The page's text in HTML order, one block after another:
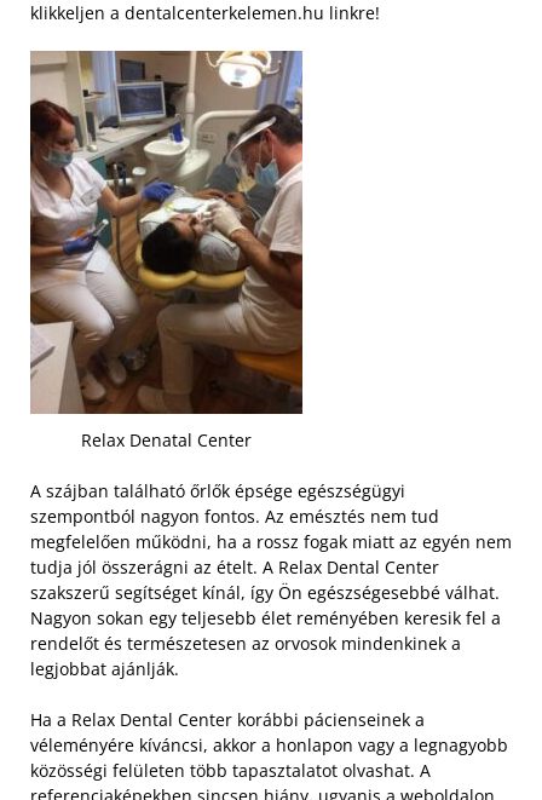
klikkeljen a dentalcenterkelemen.hu linkre!
Relax Denatal Center
A szájban található őrlők épsége egészségügyi
szempontból nagyon fontos. Az emésztés nem tud
megfelelően működni, ha a rossz fogak miatt az egyén nem
tudja jól összerágni az ételt. A Relax Dental Center
szakszerű segítséget kínál, így Ön egészségesebbé válhat.
Nagyon sokan egy teljesebb élet reményében keresik fel a
rendelőt és természetesen az orvosok mindenkinek a
legjobbat ajánlják.
Ha a Relax Dental Center korábbi pácienseinek a
véleményére kíváncsi, akkor a honlapon vagy a legnagyobb
közösségi felületen több tapasztalatot olvashat. A